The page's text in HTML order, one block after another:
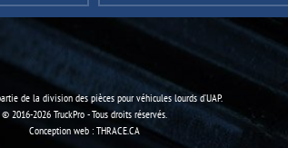
de la division des pièces pour véhicules lourdsd’UAP.
© 2016-2026 TruckPro - Tous droits réservés.
Conception web : THRACE.CA